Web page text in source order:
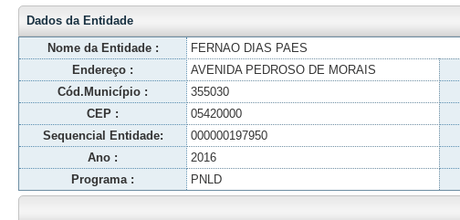
Dados da Entidade
Nome da Entidade :
FERNAO DIAS PAES
Endereço :
AVENIDA PEDROSO DE MORAIS
Cód.Município :
355030
CEP :
05420000
Sequencial Entidade:
000000197950
Ano :
2016
Programa :
PNLD